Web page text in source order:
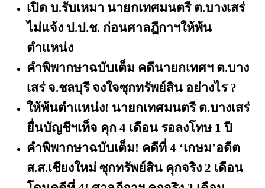
เปิด บ.รับเหมา นายกเทศมนตรี ต.บางเสร่
ไม่แจ้ง ป.ป.ช. ก่อนศาลฎีกาฯให้พ้น
ตำแหน่ง
คำพิพากษาฉบับเต็ม คดีนายกเทศฯ ต.บาง
เสร่ จ.ชลบุรี จงใจซุกทรัพย์สิน อย่างไร ?
ให้พ้นตำแหน่ง! นายกเทศมนตรี ต.บางเสร่
ยื่นบัญชีฯเท็จ คุก 4 เดือน รอลงโทษ 1 ปี
คำพิพากษาฉบับเต็ม! คดีที่ 4 ‘เกษม’อดีต
ส.ส.เชียงใหม่ ซุกทรัพย์สิน คุกจริง 2 เดือน